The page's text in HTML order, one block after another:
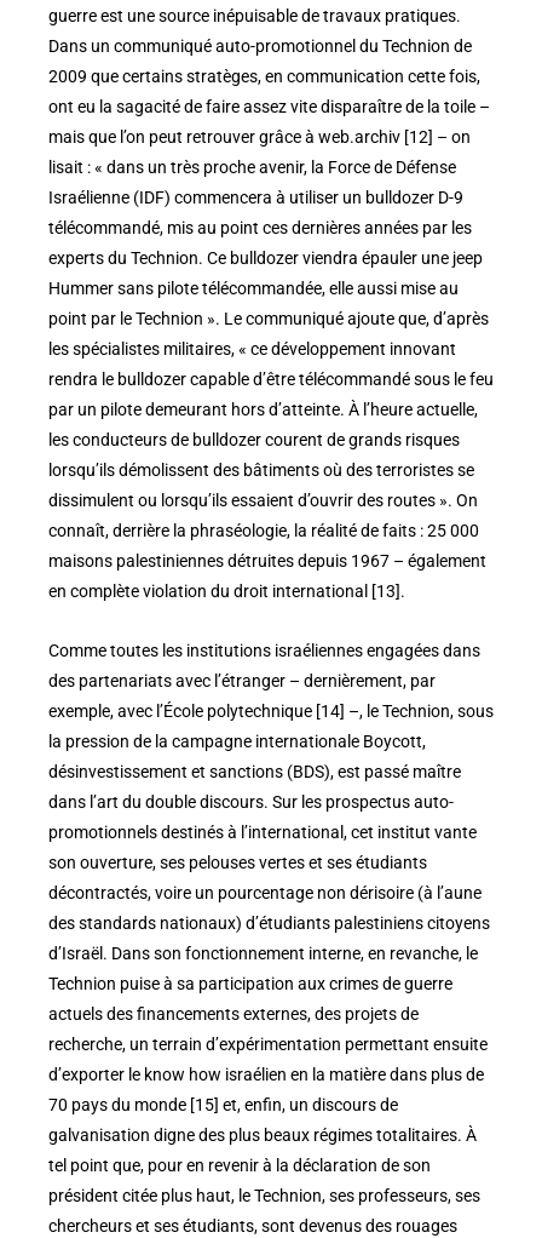
guerre est une source inépuisable de travaux pratiques.
Dans un communiqué auto-promotionnel du Technion de
2009 que certains stratèges, en communication cette fois,
ont eu la sagacité de faire assez vite disparaître de la toile –
mais que l’on peut retrouver grâce à web.archiv [12] – on
lisait : « dans un très proche avenir, la Force de Défense
Israélienne (IDF) commencera à utiliser un bulldozer D-9
télécommandé, mis au point ces dernières années par les
experts du Technion. Ce bulldozer viendra épauler une jeep
Hummer sans pilote télécommandée, elle aussi mise au
point par le Technion ». Le communiqué ajoute que, d’après
les spécialistes militaires, « ce développement innovant
rendra le bulldozer capable d’être télécommandé sous le feu
par un pilote demeurant hors d’atteinte. À l’heure actuelle,
les conducteurs de bulldozer courent de grands risques
lorsqu’ils démolissent des bâtiments où des terroristes se
dissimulent ou lorsqu’ils essaient d’ouvrir des routes ». On
connaît, derrière la phraséologie, la réalité de faits : 25 000
maisons palestiniennes détruites depuis 1967 – également
en complète violation du droit international [13].
Comme toutes les institutions israéliennes engagées dans
des partenariats avec l’étranger – dernièrement, par
exemple, avec l’École polytechnique [14] –, le Technion, sous
la pression de la campagne internationale Boycott,
désinvestissement et sanctions (BDS), est passé maître
dans l’art du double discours. Sur les prospectus auto-
promotionnels destinés à l’international, cet institut vante
son ouverture, ses pelouses vertes et ses étudiants
décontractés, voire un pourcentage non dérisoire (à l’aune
des standards nationaux) d’étudiants palestiniens citoyens
d’Israël. Dans son fonctionnement interne, en revanche, le
Technion puise à sa participation aux crimes de guerre
actuels des financements externes, des projets de
recherche, un terrain d’expérimentation permettant ensuite
d’exporter le know how israélien en la matière dans plus de
70 pays du monde [15] et, enfin, un discours de
galvanisation digne des plus beaux régimes totalitaires. À
tel point que, pour en revenir à la déclaration de son
président citée plus haut, le Technion, ses professeurs, ses
chercheurs et ses étudiants, sont devenus des rouages